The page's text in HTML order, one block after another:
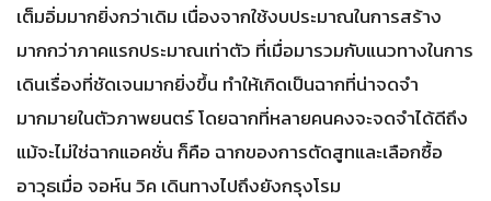
เต็มอิ่มมากยิ่งกว่าเดิม เนื่องจากใช้งบประมาณในการสร้าง
มากกว่าภาคแรกประมาณเท่าตัว ที่เมื่อมารวมกับแนวทางในการ
เดินเรื่องที่ชัดเจนมากยิ่งขึ้น ทำให้เกิดเป็นฉากที่น่าจดจำ
มากมายในตัวภาพยนตร์ โดยฉากที่หลายคนคงจะจดจำได้ดีถึง
แม้จะไม่ใช่ฉากแอคชั่น ก็คือ ฉากของการตัดสูทและเลือกซื้อ
อาวุธเมื่อ จอห์น วิค เดินทางไปถึงยังกรุงโรม